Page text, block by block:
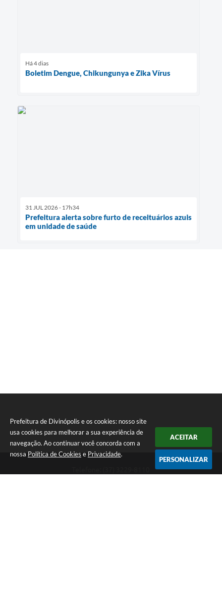
Prefeitura de Divinópolis e os cookies: nosso site
usa cookies para melhorar a sua experiência de
navegação. Ao continuar você concorda com a
nossa Política de Cookies e Privacidade.
ACEITAR
PERSONALIZAR
Há 4 dias
Boletim Dengue, Chikungunya e Zika Vírus
31 JUL 2026 - 17h34
Prefeitura alerta sobre furto de receituários azuis
em unidade de saúde